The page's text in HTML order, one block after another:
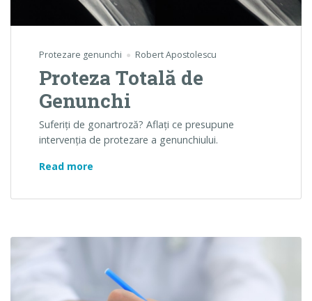
Protezare genunchi Robert Apostolescu
Proteza Totală de
Genunchi
Suferiţi de gonartroză? Aflaţi ce presupune
intervenţia de protezare a genunchiului.
Read more